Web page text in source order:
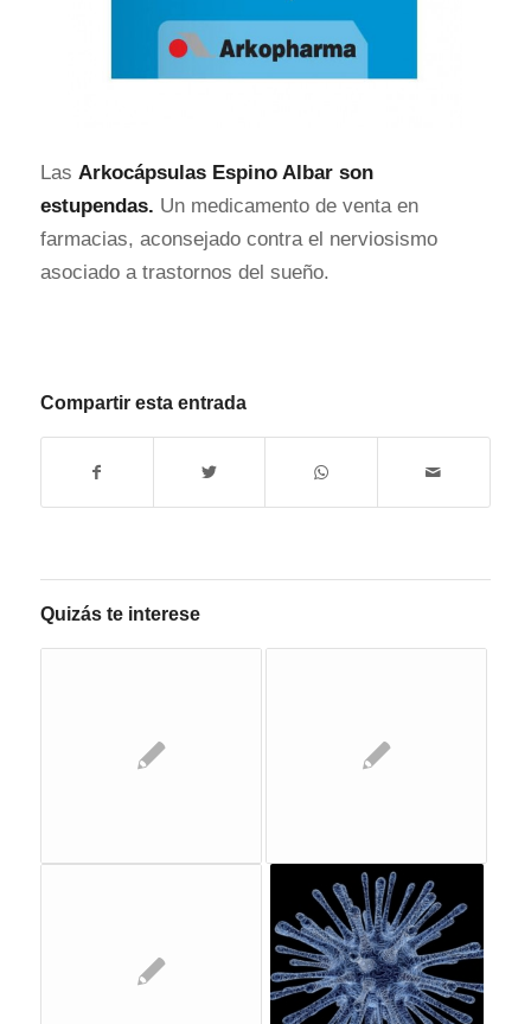
Las Arkocápsulas Espino Albar son
estupendas. Un medicamento de venta en
farmacias, aconsejado contra el nerviosismo
asociado a trastornos del sueño.
Compartir esta entrada
Quizás te interese